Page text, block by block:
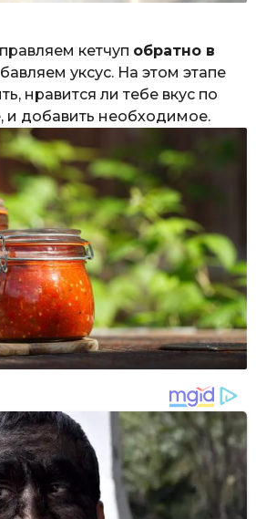
кетчуп обратно в
уксус. На этом этапе
нравится ли тебе вкус по
и добавить необходимое.